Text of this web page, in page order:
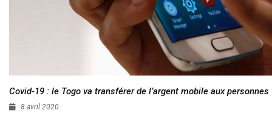
Covid-19 : le Togo va transférer de l’argent mobile aux
8 avril 2020